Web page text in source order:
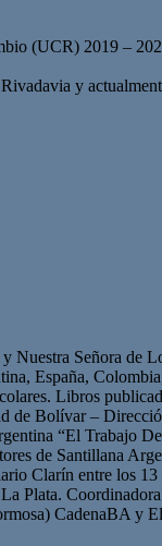
(UCR) 2019 –
y
Nuestra Señora de
España,
Libros
Bolívar –
“El Trabajo
de Santillana
Clarín entre los
Plata.
CadenaBA